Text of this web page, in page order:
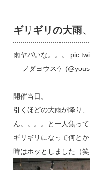
ギリギリの大雨
雨ヤバいな。。。
— ノダヨウスケ
開催当日。
引くほどの大雨が降り
ん。。。。と一人焦っ
ギリギリになって何と
時はホッとしました（笑